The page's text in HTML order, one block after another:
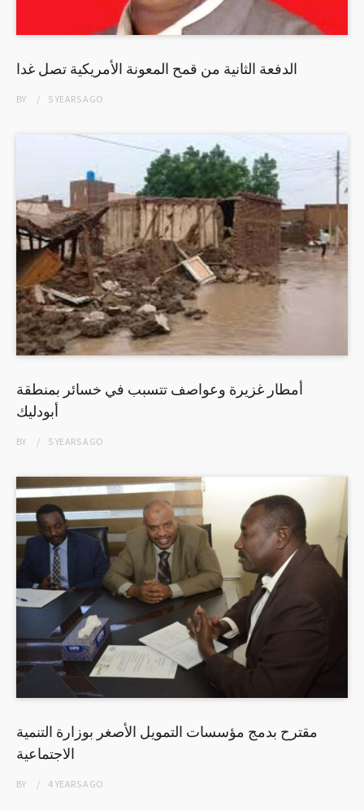
الدفعة الثانية من قمح المعونة الأمريكية تصل غدا
BY 5 YEARSAGO
أمطار غزيرة وعواصف تتسبب في خسائر بمنطقة
أبودليك
BY 5 YEARSAGO
مقترح بدمج مؤسسات التمويل الأصغر بوزارة التنمية
الاجتماعية
BY 4 YEARSAGO